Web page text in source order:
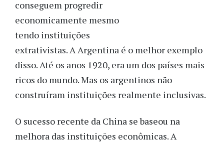
conseguem progredir
economicamente mesmo
tendo instituições
extrativistas. A Argentina é o melhor exemplo
disso. Até os anos 1920, era um dos países mais
ricos do mundo. Mas os argentinos não
construíram instituições realmente inclusivas.
O sucesso recente da China se baseou na
melhora das instituições econômicas. A